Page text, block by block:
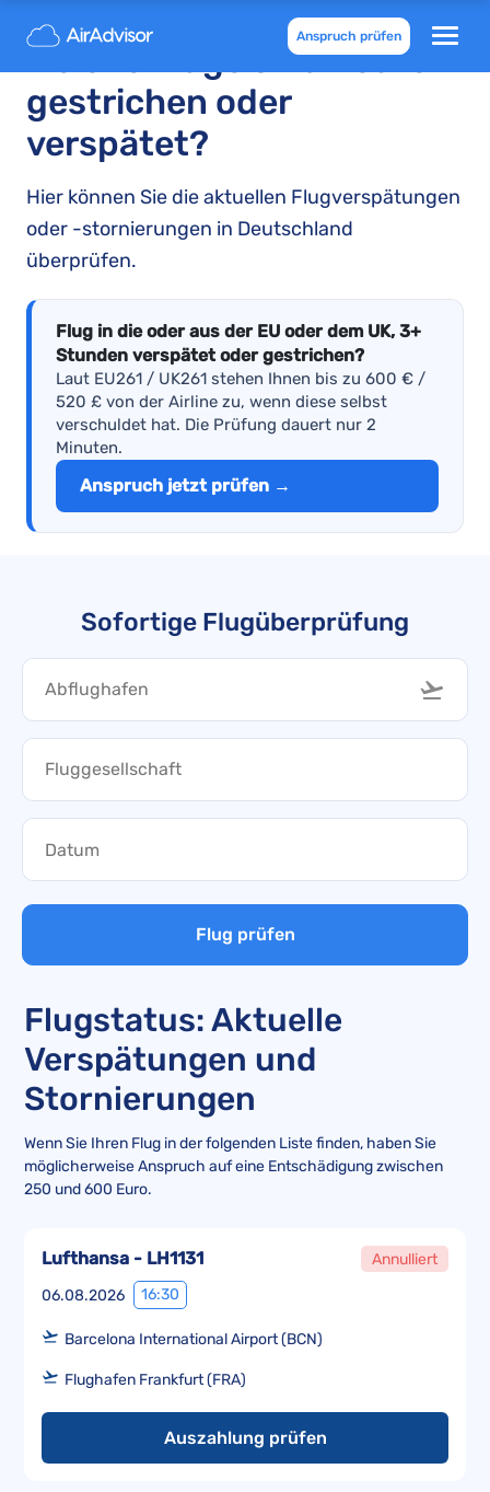
Anspruch prüfen
Welche Flüge sind heute
gestrichen oder
verspätet?
Hier können Sie die aktuellen Flugverspätungen
oder -stornierungen in Deutschland
überprüfen.
Flug in die oder aus der EU oder dem UK, 3+
Stunden verspätet oder gestrichen?
Laut EU261 / UK261 stehen Ihnen bis zu 600 € /
520 £ von der Airline zu, wenn diese selbst
verschuldet hat. Die Prüfung dauert nur 2
Minuten.
Anspruch jetzt prüfen →
Sofortige Flugüberprüfung
Flug prüfen
Flugstatus: Aktuelle
Verspätungen und
Stornierungen
Wenn Sie Ihren Flug in der folgenden Liste finden, haben Sie
möglicherweise Anspruch auf eine Entschädigung zwischen
250 und 600 Euro.
06.08.2026 16:30
Lufthansa - LH1131 Annulliert
Barcelona International Airport (BCN)
Flughafen Frankfurt (FRA)
Auszahlung prüfen